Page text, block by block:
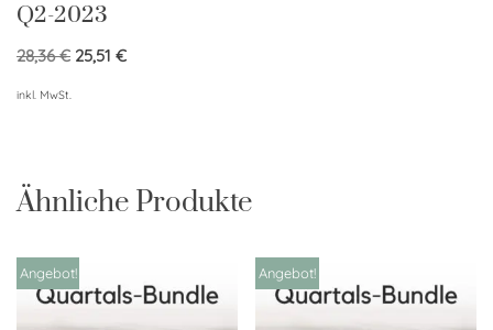
Q2-2023
28,36€ 25,51 €
inkl. MwSt.
Ähnliche Produkte
Angebot! Angebot!